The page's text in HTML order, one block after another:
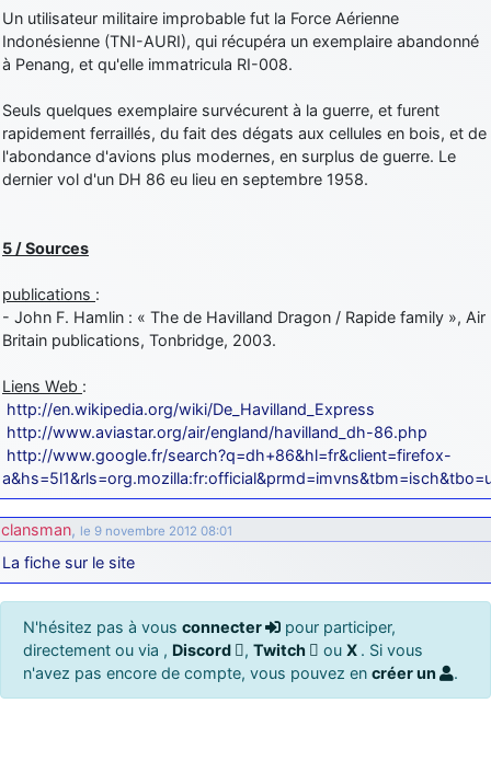
Un utilisateur militaire improbable fut la Force Aérienne
Indonésienne (TNI-AURI), qui récupéra un exemplaire abandonné
à Penang, et qu'elle immatricula RI-008.
Seuls quelques exemplaire survécurent à la guerre, et furent
rapidement ferraillés, du fait des dégats aux cellules en bois, et de
l'abondance d'avions plus modernes, en surplus de guerre. Le
dernier vol d'un DH 86 eu lieu en septembre 1958.
5 / Sources
publications :
- John F. Hamlin : « The de Havilland Dragon / Rapide family », Air
Britain publications, Tonbridge, 2003.
Liens Web :
http://en.wikipedia.org/wiki/De_Havilland_Express
http://www.aviastar.org/air/england/havilland_dh-86.php
http://www.google.fr/search?q=dh+86&hl=fr&client=firefox-
clansman, le 9 novembre 2012 08:01
La fiche sur le site
N'hésitez pas à vous connecter
pour participer,
directement ou via , Discord , Twitch ou X . Si vous
n'avez pas encore de compte, vous pouvez en créer un .